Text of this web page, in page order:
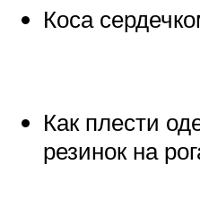
Коса
Как плести
резинок на